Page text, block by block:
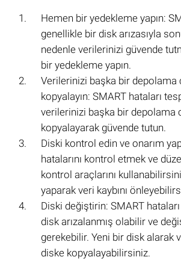
Hemen bir yedekleme yapın:
genellikle bir disk arızasıyla
nedenle verilerinizi güvende
bir yedekleme yapın.
Verilerinizi başka bir depolama
kopyalayın: SMART hataları
verilerinizi başka bir depolama
kopyalayarak güvende tutun.
Diski kontrol edin ve onarım
hatalarını kontrol etmek ve
kontrol araçlarını
yaparak veri kaybını
Diski değiştirin: SMART
disk arızalanmış olabilir ve
gerekebilir. Yeni bir disk alarak
diske kopyalayabilirsiniz.